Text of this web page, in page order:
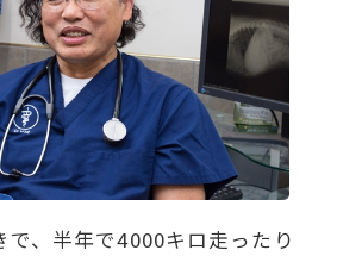
で、半年で4000キロ走ったり